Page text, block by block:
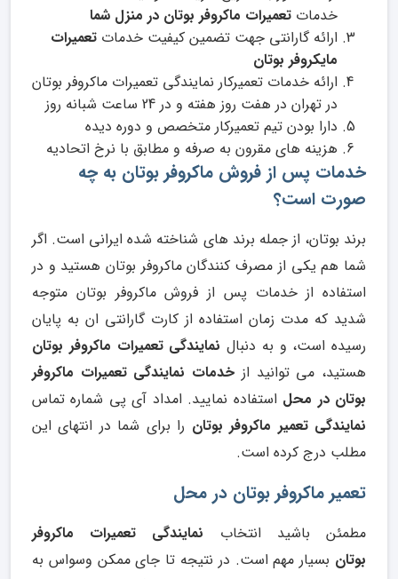
خدمات تعمیرات ماکروفر بوتان در منزل شما
ارائه گارانتی جهت تضمین کیفیت خدمات تعمیرات
مایکروفر بوتان
ارائه خدمات تعمیرکار نمایندگی تعمیرات ماکروفر بوتان
در تهران در هفت روز هفته و در 24 ساعت شبانه روز
دارا بودن تیم تعمیرکار متخصص و دوره دیده
هزینه های مقرون به صرفه و مطابق با نرخ اتحادیه
خدمات پس از فروش ماکروفربوتان به چه
صورت است؟
برند بوتان، از جمله برند های شناخته شده ایرانی است. اگر
شما هم یکی از مصرف کنندگان ماکروفر بوتان هستید و در
استفاده از خدمات پس از فروش ماکروفر بوتان متوجه
شدید که مدت زمان استفاده از کارت گارانتی ان به پایان
رسیده است، و به دنبال نمایندگی تعمیرات ماکروفر بوتان
هستید، می توانید از خدمات نمایندگی تعمیرات ماکروفر
بوتان در محل استفاده نمایید. امداد آی پی شماره تماس
نمایندگی تعمیر ماکروفر بوتان را برای شما در انتهای این
مطلب درج کرده است.
تعمیر ماکروفر بوتان در محل
مطمئن باشید انتخاب نمایندگی تعمیرات ماکروفر
بوتان بسیار مهم است. در نتیجه تا جای ممکن وسواس به